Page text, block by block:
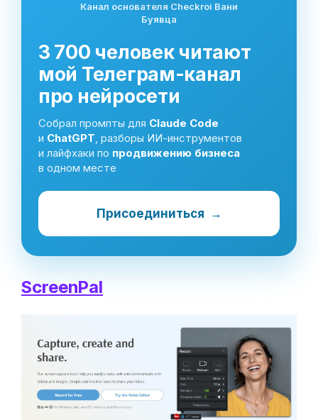
Канал основателя Checkroi Вани
Буявца
3 700 человек читают
мой Телеграм-канал
про нейросети
Собрал промпты для Claude Code
и ChatGPT, разборы ИИ-инструментов
и лайфхаки по продвижению бизнеса
в одном месте
Присоединиться →
ScreenPal